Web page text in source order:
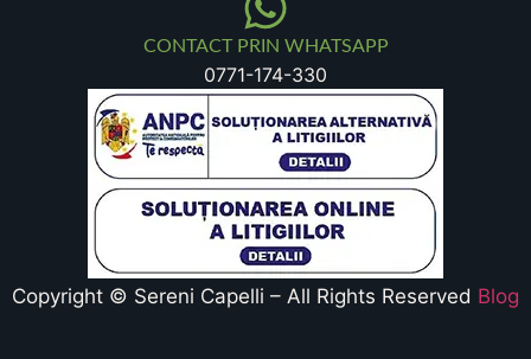
CONTACT PRIN WHATSAPP
0771-174-330
Copyright © Sereni Capelli – All Rights Reserved Blog